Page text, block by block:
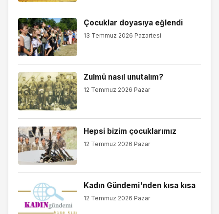
Çocuklar doyasıya eğlendi
13 Temmuz 2026 Pazartesi
Zulmü nasıl unutalım?
12 Temmuz 2026 Pazar
Hepsi bizim çocuklarımız
12 Temmuz 2026 Pazar
Kadın Gündemi'nden kısa kısa
12 Temmuz 2026 Pazar